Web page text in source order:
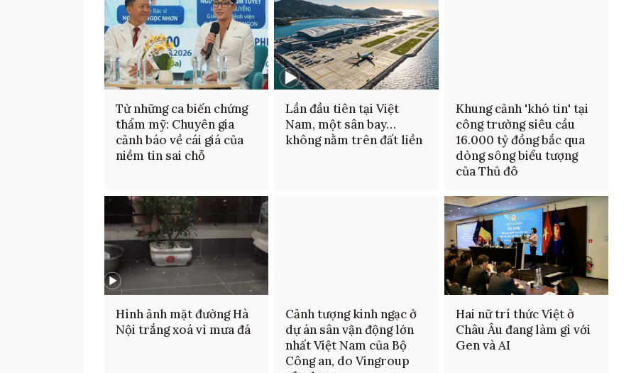
Từ những ca biến chứng
thẩm mỹ: Chuyên gia
cảnh báo về cái giá của
niềm tin sai chỗ
Lần đầu tiên tại Việt
Nam, một sân bay…
không nằm trên đất liền
Khung cảnh 'khó tin' tại
công trường siêu cầu
16.000 tỷ đồng bắc qua
dòng sông biểu tượng
của Thủ đô
Hình ảnh mặt đường Hà
Nội trắng xoá vì mưa đá
Cảnh tượng kinh ngạc ở
dự án sân vận động lớn
nhất Việt Nam của Bộ
Công an, do Vingroup
Hai nữ trí thức Việt ở
Châu Âu đang làm gì với
Gen và AI